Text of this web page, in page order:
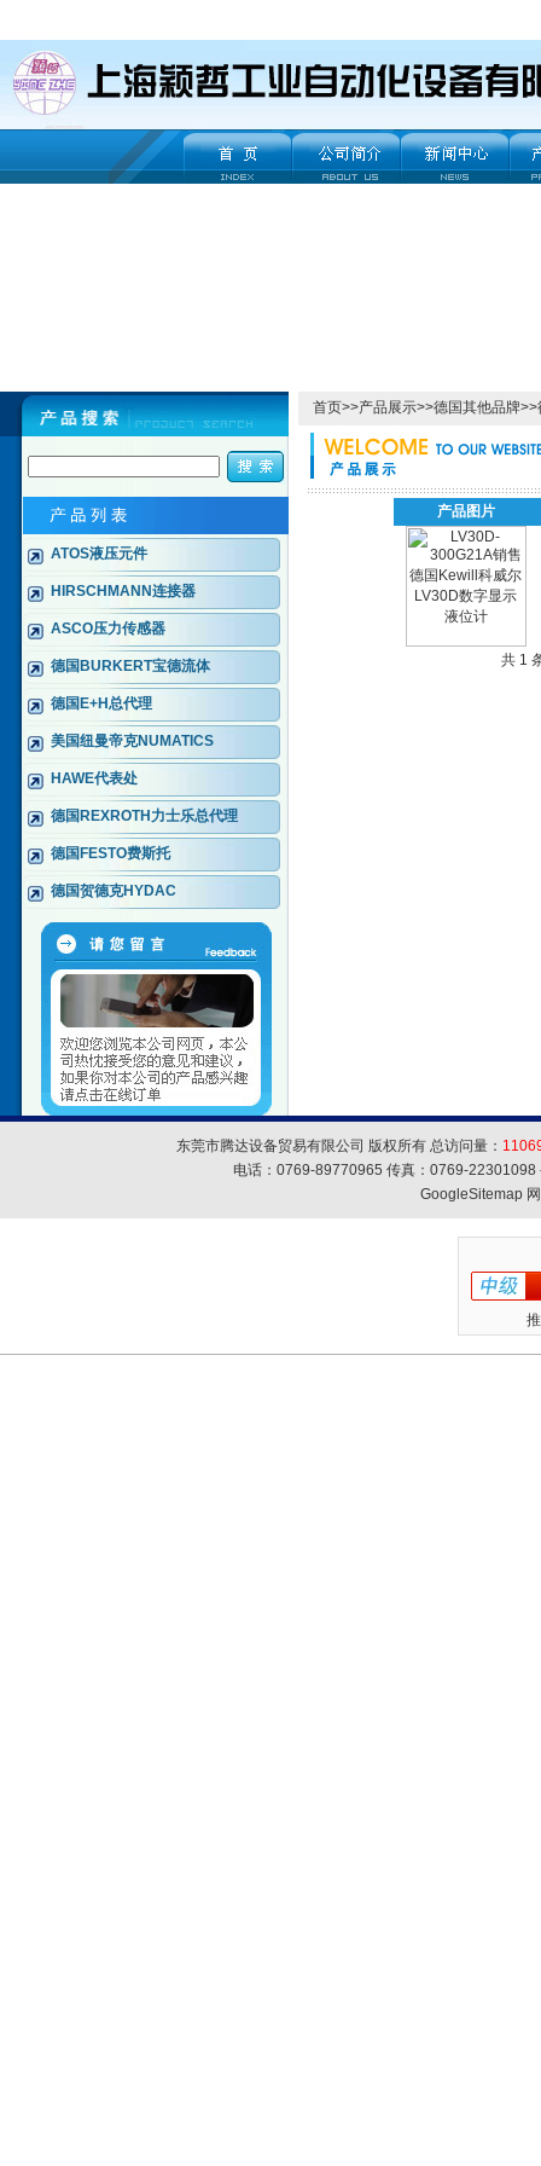
ATOS液压元件
HIRSCHMANN连接器
ASCO压力传感器
德国BURKERT宝德流体
德国E+H总代理
美国纽曼帝克NUMATICS
HAWE代表处
德国REXROTH力士乐总代理
德国FESTO费斯托
德国贺德克HYDAC
首页>>产品展示>>德国其他品牌>>
产品图片
共 1
东莞市腾达设备贸易有限公司 版权所有 总访问量：
电话：0769-89770965 传真：0769-
GoogleSitemap网